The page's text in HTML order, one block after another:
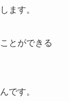
ます。
とができる
です。